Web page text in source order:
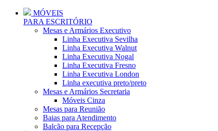
MÓVEIS
PARA ESCRITÓRIO
Mesas e Armários Executivo
Linha Executiva Sevilha
Linha Executiva Walnut
Linha Executiva Nogal
Linha Executiva Fresno
Linha Executiva London
Linha executiva preto/preto
Mesas e Armários Secretaria
Móveis Cinza
Mesas para Reunião
Baias para Atendimento
Balcão para Recepção